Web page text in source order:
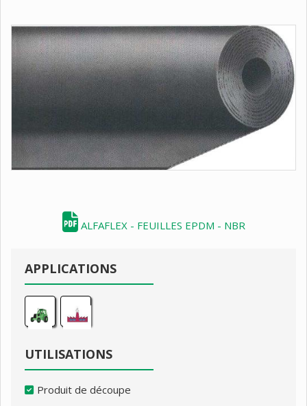
ALFAFLEX - FEUILLES EPDM - NBR
APPLICATIONS
UTILISATIONS
Produit de découpe